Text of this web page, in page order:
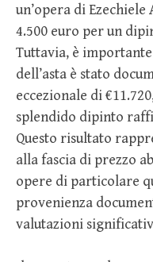
un’opera di
4.500 euro per un
Tuttavia, è
dell’asta è stato
eccezionale di
splendido dipinto
Questo risultato
alla fascia di prezzo
opere di particolare
provenienza
valutazioni